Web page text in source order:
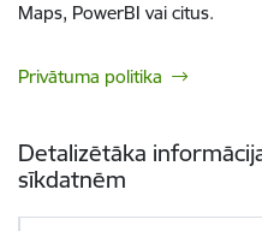
Maps, PowerBI vai citus.
Privātuma politika
Detalizētāka
sīkdatnēm